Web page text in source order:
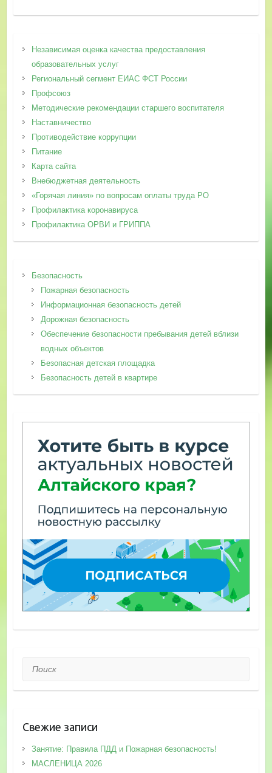
Независимая оценка качества предоставления
образовательных услуг
Региональный сегмент ЕИАС ФСТ России
Профсоюз
Методические рекомендации старшего воспитателя
Наставничество
Противодействие коррупции
Питание
Карта сайта
Внебюджетная деятельность
«Горячая линия» по вопросам оплаты труда РО
Профилактика коронавируса
Профилактика ОРВИ и ГРИППА
Безопасность
Пожарная безопасность
Информационная безопасность детей
Дорожная безопасность
Обеспечение безопасности пребывания детей вблизи
водных объектов
Безопасная детская площадка
Безопасность детей в квартире
Поиск
Свежие записи
Занятие: Правила ПДД и Пожарная безопасность!
МАСЛЕНИЦА 2026